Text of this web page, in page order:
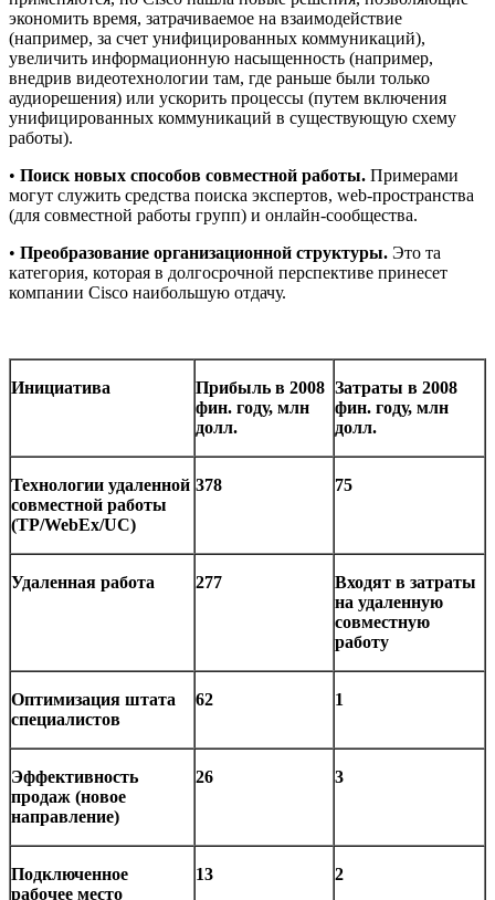
экономить время, затрачиваемое на взаимодействие
(например, за счет унифицированных коммуникаций),
увеличить информационную насыщенность (например,
внедрив видеотехнологии там, где раньше были только
аудиорешения) или ускорить процессы (путем включения
унифицированных коммуникаций в существующую схему
работы).
• Поиск новых способов совместной работы. Примерами
могут служить средства поиска экспертов, web-пространства
(для совместной работы групп) и онлайн-сообщества.
• Преобразование организационной структуры. Это та
категория, которая в долгосрочной перспективе принесет
компании Cisco наибольшую отдачу.
Инициатива
Прибыль в 2008
фин. году, млн
долл.
Затраты в 2008
фин. году, млн
долл.
Технологии удаленной
совместной работы
(TP/WebEx/UC)
378 75
Удаленная работа 277
Входят в затраты
на удаленную
совместную
работу
Оптимизация штата
специалистов
62 1
Эффективность
продаж (новое
направление)
26 3
Подключенное
рабочее место
13 2